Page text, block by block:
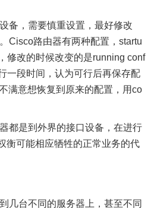
备，需要慎重设置，最好修改
Cisco路由器有两种配置，startu
修改的时候改变的是running conf
一段时间，认为可行后再保存配
满意想恢复到原来的配置，用co
是到外界的接口设备，在进行
衡可能相应牺牲的正常业务的代
台不同的服务器上，甚至不同